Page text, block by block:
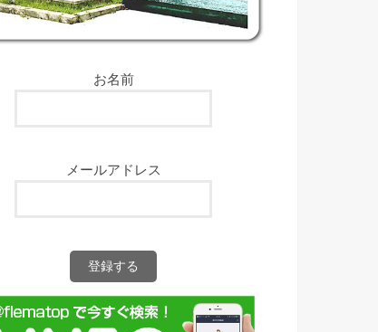
お名前
メールアドレス